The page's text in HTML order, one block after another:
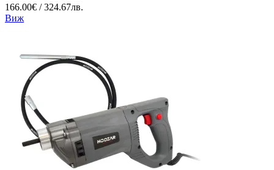
166.00€ / 324.67лв.
Виж